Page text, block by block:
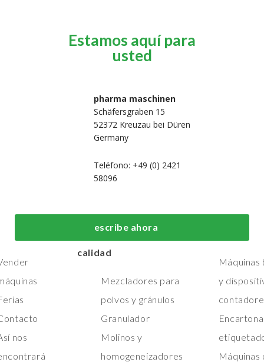
Estamos aquí para
usted
pharma maschinen
Schäfersgraben 15
52372 Kreuzau bei Düren
Germany
Teléfono: +49 (0) 2421
58096
escribe ahora
nos
fabricación y
procesos de primera
calidad
Mezcladores para
polvos y gránulos
Granulador
Molinos y
homogeneizadores
embalaje de
y
Máquinas